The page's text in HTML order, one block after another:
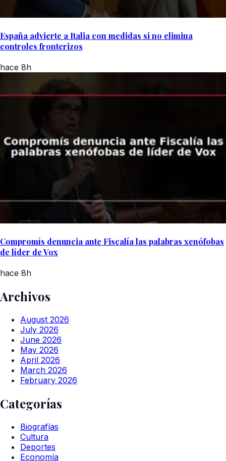
España advierte a Italia con medidas si no elimina
controles fronterizos
hace 8h
Compromís denuncia ante Fiscalía las palabras xenófobas
de líder de Vox
hace 8h
Archivos
August 2026
July 2026
June 2026
May 2026
April 2026
March 2026
February 2026
Categorías
Biografías
Cultura
Deportes
Economía